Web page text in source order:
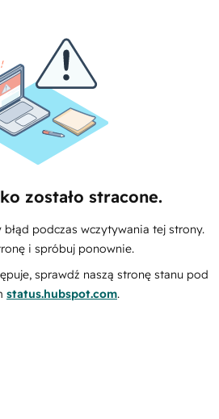
zostało stracone.
podczas wczytywania tej strony.
i spróbuj ponownie.
sprawdź naszą stronę stanu pod
status.hubspot.com.